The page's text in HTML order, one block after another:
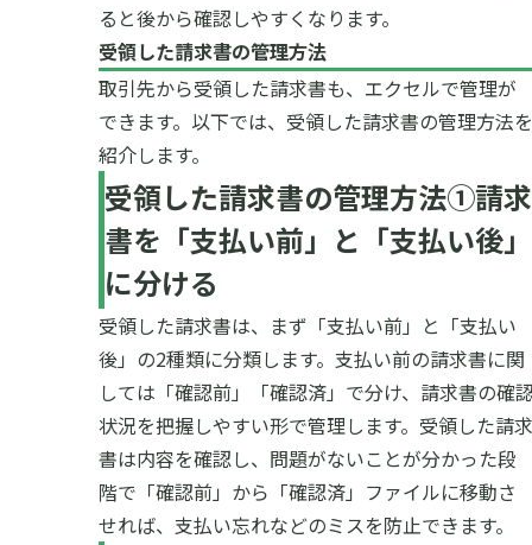
ると後から確認しやすくなります。
受領した請求書の管理方法
取引先から受領した請求書も、エクセルで管理が
できます。以下では、受領した請求書の管理方法を
紹介します。
受領した請求書の管理方法①請求
書を「支払い前」と「支払い後」
に分ける
受領した請求書は、まず「支払い前」と「支払い
後」の2種類に分類します。支払い前の請求書に関
しては「確認前」「確認済」で分け、請求書の確
状況を把握しやすい形で管理します。 受領した請求
書は内容を確認し、問題がないことが分かった段
階で「確認前」から「確認済」ファイルに移動さ
せれば、支払い忘れなどのミスを防止できます。